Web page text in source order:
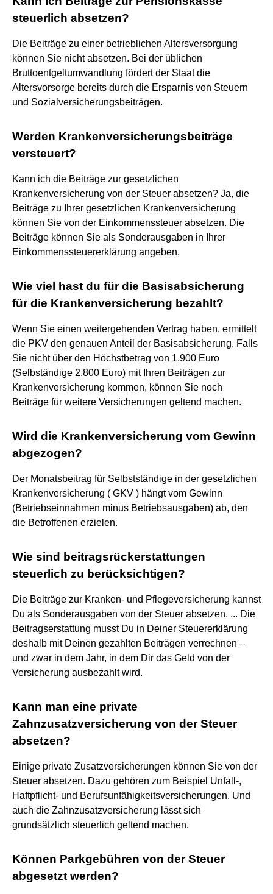
steuerlich absetzen?
Die Beiträge zu einer betrieblichen Altersversorgung
können Sie nicht absetzen. Bei der üblichen
Bruttoentgeltumwandlung fördert der Staat die
Altersvorsorge bereits durch die Ersparnis von Steuern
und Sozialversicherungsbeiträgen.
Werden Krankenversicherungsbeiträge
versteuert?
Kann ich die Beiträge zur gesetzlichen
Krankenversicherung von der Steuer absetzen? Ja, die
Beiträge zu Ihrer gesetzlichen Krankenversicherung
können Sie von der Einkommenssteuer absetzen. Die
Beiträge können Sie als Sonderausgaben in Ihrer
Einkommenssteuererklärung angeben.
Wie viel hast du für die Basisabsicherung
für die Krankenversicherung bezahlt?
Wenn Sie einen weitergehenden Vertrag haben, ermittelt
die PKV den genauen Anteil der Basisabsicherung. Falls
Sie nicht über den Höchstbetrag von 1.900 Euro
(Selbständige 2.800 Euro) mit Ihren Beiträgen zur
Krankenversicherung kommen, können Sie noch
Beiträge für weitere Versicherungen geltend machen.
Wird die Krankenversicherung vom Gewinn
abgezogen?
Der Monatsbeitrag für Selbstständige in der gesetzlichen
Krankenversicherung ( GKV ) hängt vom Gewinn
(Betriebseinnahmen minus Betriebsausgaben) ab, den
die Betroffenen erzielen.
Wie sind beitragsrückerstattungen
steuerlich zu berücksichtigen?
Die Beiträge zur Kranken- und Pflegeversicherung kannst
Du als Sonderausgaben von der Steuer absetzen. ... Die
Beitragserstattung musst Du in Deiner Steuererklärung
deshalb mit Deinen gezahlten Beiträgen verrechnen –
und zwar in dem Jahr, in dem Dir das Geld von der
Versicherung ausbezahlt wird.
Kann man eine private
Zahnzusatzversicherung von der Steuer
absetzen?
Einige private Zusatzversicherungen können Sie von der
Steuer absetzen. Dazu gehören zum Beispiel Unfall-,
Haftpflicht- und Berufsunfähigkeitsversicherungen. Und
auch die Zahnzusatzversicherung lässt sich
grundsätzlich steuerlich geltend machen.
Können Parkgebühren von der Steuer
abgesetzt werden?